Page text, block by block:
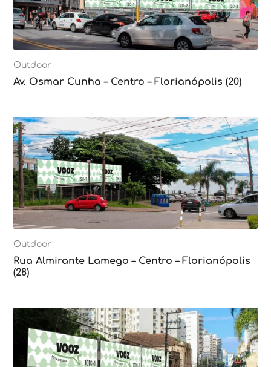
Outdoor
Av. Osmar Cunha – Centro – Florianópolis (20)
Outdoor
Rua Almirante Lamego – Centro – Florianópolis
(28)